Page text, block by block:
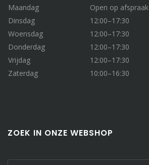
Maandag
Open op afspraak
Dinsdag
12:00–17:30
Woensdag
12:00–17:30
Donderdag
12:00–17:30
Vrijdag
12:00–17:30
Zaterdag
10:00–16:30
ZOEK IN ONZE WEBSHOP